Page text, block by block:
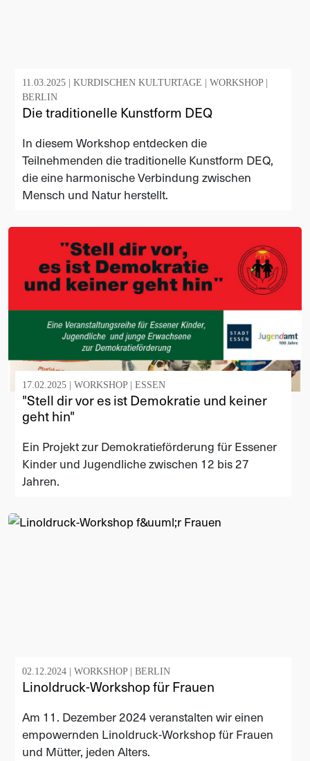
11.03.2025 | KURDISCHEN KULTURTAGE WORKSHOP
BERLIN
Die traditionelle Kunstform DEQ
In diesem Workshop entdecken die
Teilnehmenden die traditionelle Kunstform DEQ,
die eine harmonische Verbindung zwischen
Mensch und Natur herstellt.
17.02.2025 | WORKSHOP ESSEN
"Stell dir vor es ist Demokratie und keiner
geht hin"
Ein Projekt zur Demokratieförderung für Essener
Kinder und Jugendliche zwischen 12 bis 27
Jahren.
02.12.2024 | WORKSHOP BERLIN
Linoldruck-Workshop für Frauen
Am 11. Dezember 2024 veranstalten wir einen
empowernden Linoldruck-Workshop für Frauen
und Mütter, jeden Alters.